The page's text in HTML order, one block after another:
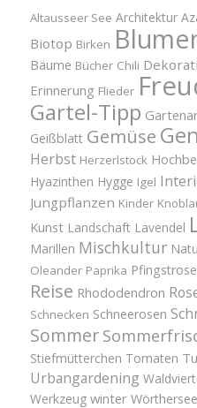
Altausseer See Architektur
Biotop Birken
Bäume Bücher Chili
Erinnerung Flieder
Gartel-Tipp
Geißblatt Gemüse
Herbst Herzerlstock
Hyazinthen Hygge Igel
Jungpflanzen Kinder
Kunst Landschaft Lavendel
Marillen Mischkultur
Oleander Paprika
Reise Rhododendron
Schnecken Schneerosen
Sommer
Stiefmütterchen Tomaten
Urbangardening
Werkzeug winter Wörthersee